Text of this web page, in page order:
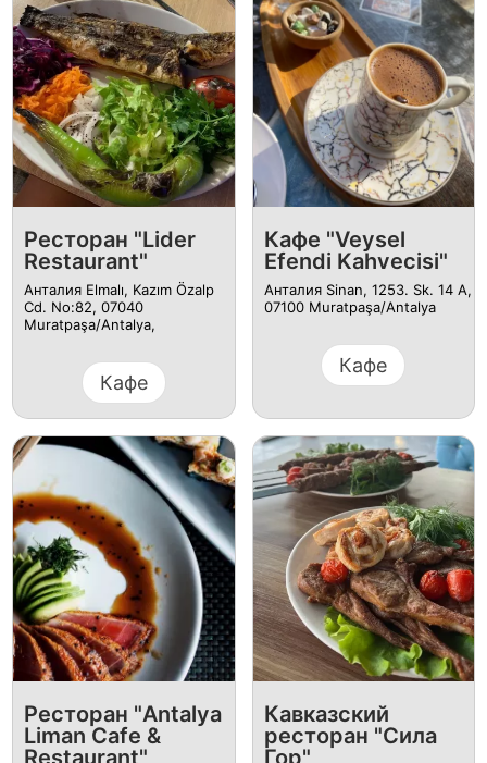
Ресторан "Lider
Restaurant"
Анталия Elmalı, Kazım Özalp
Cd. No:82, 07040
Muratpaşa/Antalya,
Кафе
Кафе "Veysel
Efendi Kahvecisi"
Анталия Sinan, 1253. Sk. 14 A,
07100 Muratpaşa/Antalya
Кафе
Ресторан "Antalya
Liman Cafe &
Restaurant"
Кавказский
ресторан "Сила
Гор"